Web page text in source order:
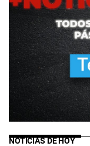
NOTICIAS DE HOY